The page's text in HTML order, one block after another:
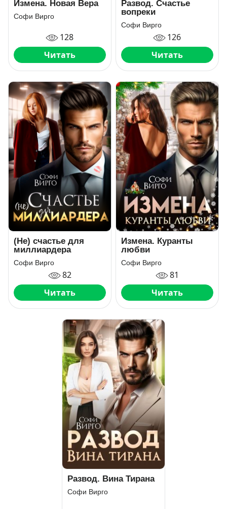
Измена. Новая Вера
Софи Вирго
128
Читать
Развод. Счастье
вопреки
Софи Вирго
126
Читать
(Не) счастье для
миллиардера
Софи Вирго
82
Читать
Измена. Куранты
любви
Софи Вирго
81
Читать
Развод. Вина Тирана
Софи Вирго